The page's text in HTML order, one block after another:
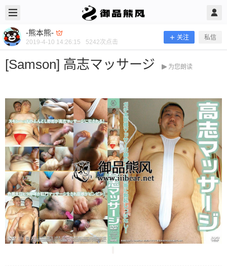
-熊本熊-
2019-4-10 14:26:15 5242次点击
关注 私信
[Samson] 高志マッサージ 为您朗读
-熊本熊- @ 御品熊风 2019/4/10
[Samson] 高志マッサージ
当前隐藏内容需要支付200熊币 已有70人支付 登录
立刻注册 0 收藏